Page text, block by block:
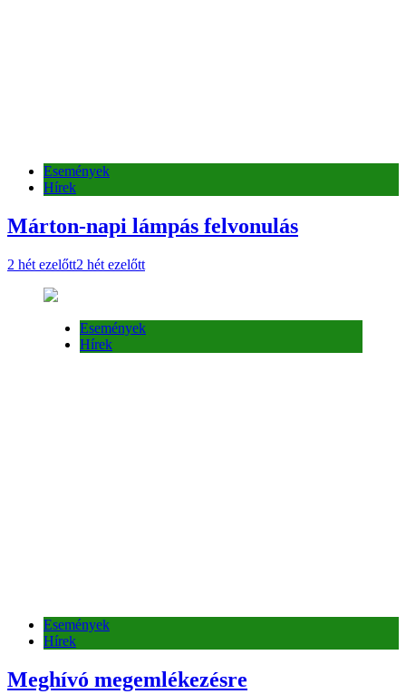
Események
Hírek
Márton-napi lámpás felvonulás
2 hét ezelőtt2 hét ezelőtt
Események
Hírek
Események
Hírek
Meghívó megemlékezésre